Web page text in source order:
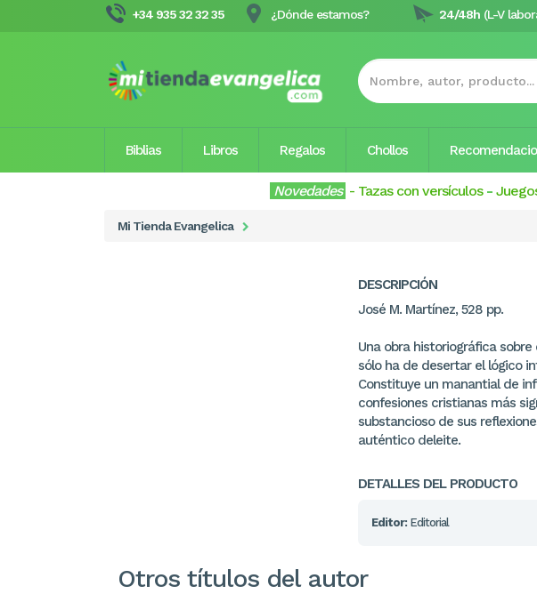
+34 935 32 32 35 ¿Dónde estamos? 24/48h (L-V
Biblias Libros Regalos Chollos
Novedades - Tazas con versículos-
Mi Tienda Evangelica
DESCRIPCIÓN
José M. Martínez, 528 pp.
Una obra historiográfica
sólo ha de desertar el lógico
Constituye un manantial de
confesiones cristianas más
substancioso de sus
auténtico deleite.
DETALLES DEL PRODUCTO
Editor: Editorial
Otros títulos del autor